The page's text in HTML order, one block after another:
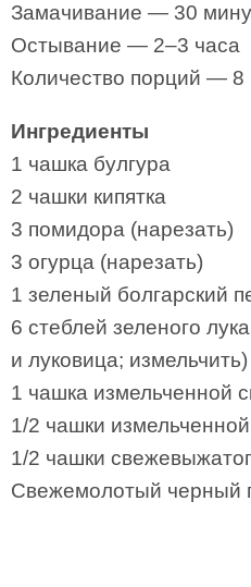
Замачивание — 30
Остывание — 2–3 часа
Количество порций — 8
Ингредиенты
1 чашка булгура
2 чашки кипятка
3 помидора (нарезать)
3 огурца (нарезать)
1 зеленый болгарский
6 стеблей зеленого
и луковица; измельчить)
1 чашка измельченной
1/2 чашки
1/2 чашки
Свежемолотый черный